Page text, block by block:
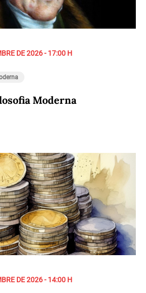
DE 2026 - 17:00 H
Moderna
DE 2026 - 14:00 H